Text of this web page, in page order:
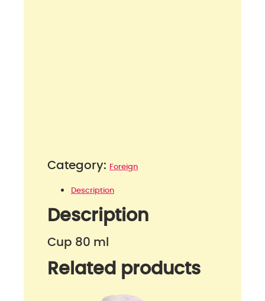
Category: Foreign
Description
Description
Cup 80 ml
Related products